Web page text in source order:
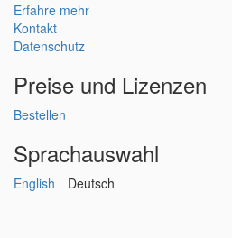
Erfahre mehr
Kontakt
Datenschutz
Preise und Lizenzen
Bestellen
Sprachauswahl
English Deutsch